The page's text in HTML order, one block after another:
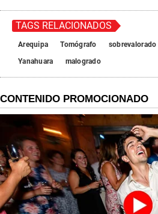
TAGS RELACIONADOS
Arequipa Tomógrafo sobrevalorado
Yanahuara
malogrado